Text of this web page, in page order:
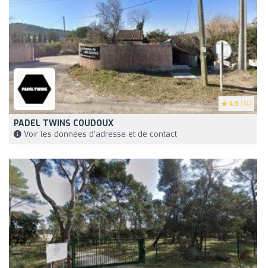
4.9 (14)
PADEL TWINS COUDOUX
Voir les données d'adresse et de contact